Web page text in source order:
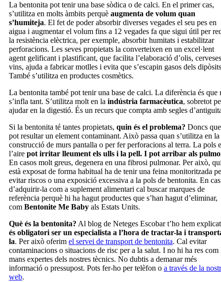
La bentonita pot tenir una base sòdica o de calci. En el primer cas,
s’utilitza en molts àmbits perquè augmenta de volum quan
s’humiteja. El fet de poder absorbir diverses vegades el seu pes en
aigua i augmentar el volum fins a 12 vegades fa que sigui útil per
la resistència elèctrica, per exemple, absorbir humitats i estabilitzar
perforacions. Les seves propietats la converteixen en un excel·lent
agent gelificant i plastificant, que facilita l’elaboració d’olis,
vins, ajuda a fabricar motlles i evita que s’escapin gasos dels
També s’utilitza en productes cosmètics.
La bentonita també pot tenir una base de calci. La diferència és que
s’infla tant. S’utilitza molt en la indústria farmacèutica, sobretot
ajudar en la digestió. És un recurs que compta amb segles
Si la bentonita té tantes propietats, quin és el problema? Doncs que
pot resultar un element contaminant. Això passa quan s’utilitza en la
construcció de murs pantalla o per fer perforacions al terra. La pols
l’aire pot irritar lleument els ulls i la pell. I pot arribar als
En casos molt greus, degenera en una fibrosi pulmonar. Per això,
està exposat de forma habitual ha de tenir una feina monitoritzada
evitar riscos o una exposició excessiva a la pols de bentonita. En cas
d’adquirir-la com a suplement alimentari cal buscar marques de
referència perquè hi ha hagut productes que s’han hagut d’eliminar,
com Bentonite Me Baby als Estats Units.
Què és la bentonita? Al blog de Neteges Escobar t’ho hem
és obligatori ser un especialista a l’hora de tractar-la i
la. Per això oferim el servei de transport de bentonita. Cal evitar
contaminacions o situacions de risc per a la salut. I no hi ha res com
mans expertes dels nostres tècnics. No dubtis a demanar més
informació o pressupost. Pots fer-ho per telèfon o a través de la
web.